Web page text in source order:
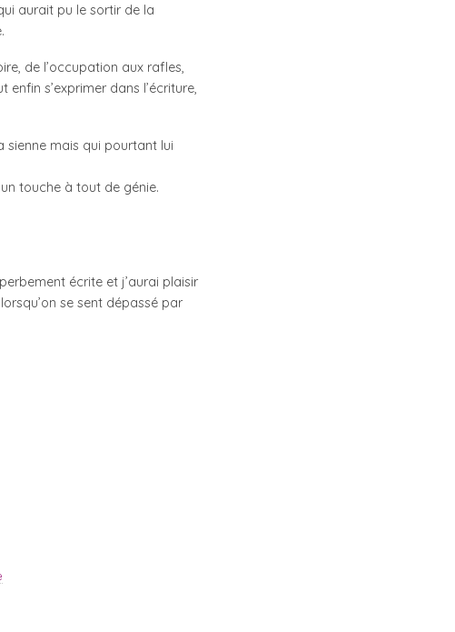
aurait pu le sortir de la
de l’occupation aux rafles,
s’exprimer dans l’écriture,
sienne mais qui pourtant lui
touche à tout de génie.
écrite et j’aurai plaisir
se sent dépassé par